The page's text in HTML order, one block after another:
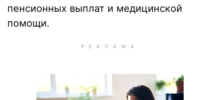
пенсионных выплат и медицинской
помощи.